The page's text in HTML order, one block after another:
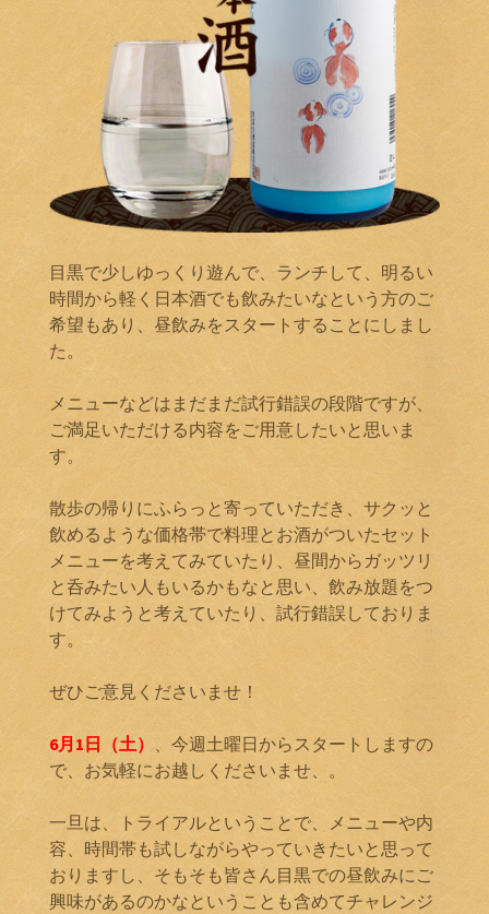
目黒で少しゆっくり遊んで、ランチして、明るい
時間から軽く日本酒でも飲みたいなという方のご
希望もあり、昼飲みをスタートすることにしまし
た。
メニューなどはまだまだ試行錯誤の段階ですが、
ご満足いただける内容をご用意したいと思いま
す。
散歩の帰りにふらっと寄っていただき、サクッと
飲めるような価格帯で料理とお酒がついたセット
メニューを考えてみていたり、昼間からガッツリ
と呑みたい人もいるかもなと思い、飲み放題をつ
けてみようと考えていたり、試行錯誤しておりま
す。
ぜひご意見くださいませ！
6月1日（土）
、今週土曜日からスタートしますの
で、お気軽にお越しくださいませ、。
一旦は、トライアルということで、メニューや内
容、時間帯も試しながらやっていきたいと思って
おりますし、そもそも皆さん目黒での昼飲みにご
興味があるのかなということも含めてチャレンジ